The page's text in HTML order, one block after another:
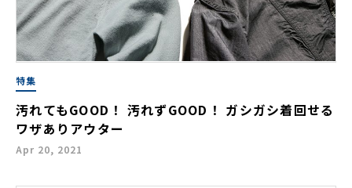
特集
汚れてもGOOD！ 汚れずGOOD！ ガシガシ着回せる
ワザありアウター
Apr 20, 2021